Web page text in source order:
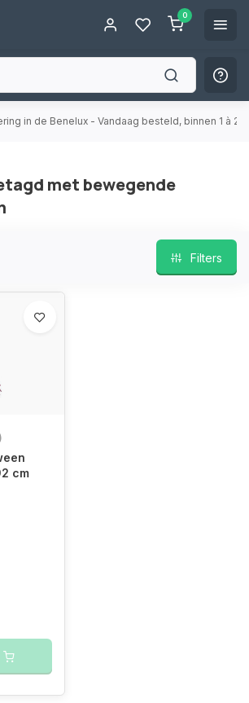
0
in de Benelux - Vandaag besteld, binnen 1 à 2
met bewegende
Filters
cm